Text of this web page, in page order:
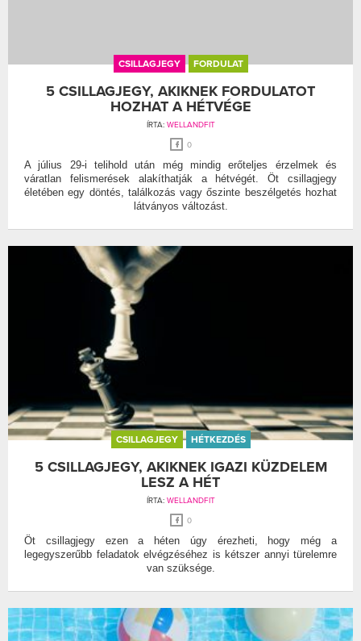
CSILLAGJEGY FORDULAT
5 CSILLAGJEGY, AKIKNEK FORDULATOT
HOZHAT A HÉTVÉGE
ÍRTA: WELLANDFIT
0
A július 29-i telihold után még mindig erőteljes érzelmek és
váratlan felismerések alakíthatják a hétvégét. Öt csillagjegy
életében egy döntés, találkozás vagy őszinte beszélgetés hozhat
látványos változást.
CSILLAGJEGY HÉTKEZDÉS
5 CSILLAGJEGY, AKIKNEK IGAZI KÜZDELEM
LESZ A HÉT
ÍRTA: WELLANDFIT
0
Öt csillagjegy ezen a héten úgy érezheti, hogy még a
legegyszerűbb feladatok elvégzéséhez is kétszer annyi türelemre
van szüksége.